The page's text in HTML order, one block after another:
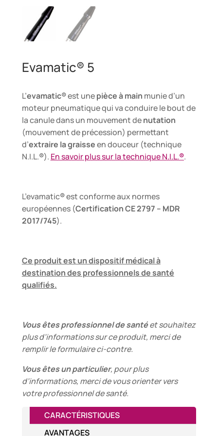
Evamatic® 5
L’evamatic®est unepièce à main munie d’un
moteur pneumatique qui va conduire le bout de
la canule dans un mouvement denutation
(mouvement de précession) permettant
d’extraire la graisseen douceur (technique
N.I.L.®). En savoir plus sur la technique N.I.L.®.
L’evamatic®est conforme aux normes
européennes (Certification CE 2797 – MDR
2017/745).
Ce produit est un dispositif médical à
destination des professionnels de santé
qualifiés.
Vous êtes professionnel de santéet souhaitez
plus d’informations sur ce produit, merci de
remplir le formulaire ci-contre.
Vous êtes un particulier, pour plus
d’informations, merci de vous orienter vers
votre professionnel de santé.
CARACTÉRISTIQUES
AVANTAGES